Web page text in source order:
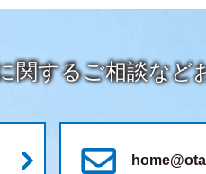
関するご相談など